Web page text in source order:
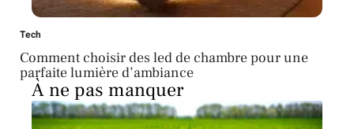
Tech
Comment choisir des led de chambre pour une
parfaite lumière d’ambiance
À ne pas manquer